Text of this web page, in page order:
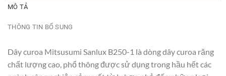
MÔ TẢ
THÔNG TIN BỔ SUNG
Dây curoa Mitsusumi Sanlux B250-1 là dòng dây curoa răng
chất lượng cao, phổ thông được sử dụng trong hầu hết các